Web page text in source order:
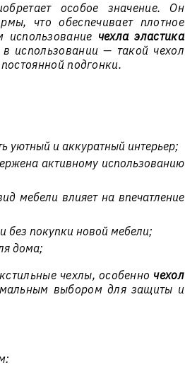
особое значение. Он
что обеспечивает плотное
чехла эластика
в использовании — такой чехол
подгонки.
уютный и аккуратный интерьер;
активному использованию
мебели влияет на впечатление
без покупки новой мебели;
дома;
чехлы, особенно чехол
выбором для защиты и